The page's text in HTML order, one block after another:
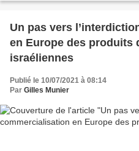
Un pas vers
en Europe des produits
israéliennes
Publié le 10/07/2021 à 08:14
Par Gilles Munier